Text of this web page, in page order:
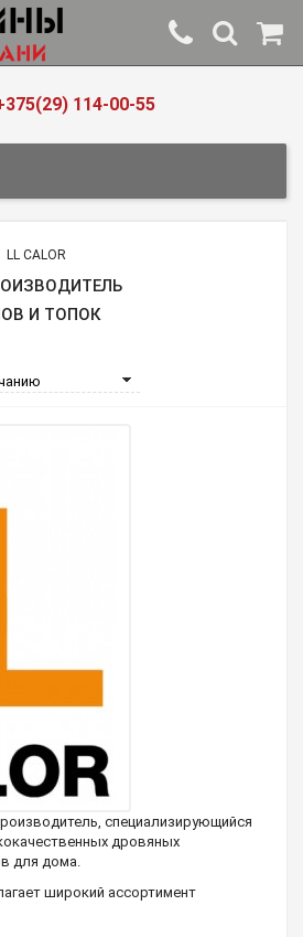
114-00-55
LL CALOR
И ТОПОК
специализирующийся
дровяных
для дома.
широкий ассортимент